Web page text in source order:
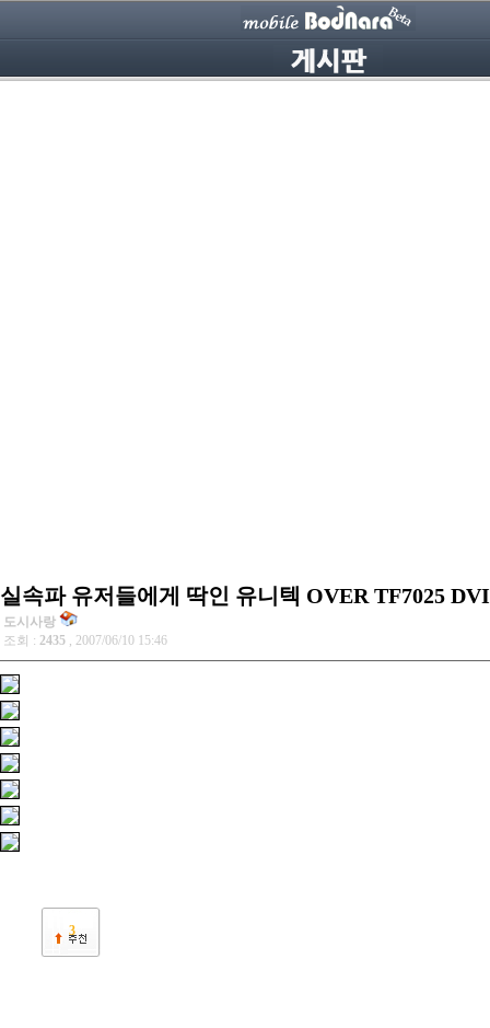
실속파 유저들에게 딱인 유니텍 OVER TF7025
도시사랑
조회 : 2435 , 2007/06/10 15:46
3